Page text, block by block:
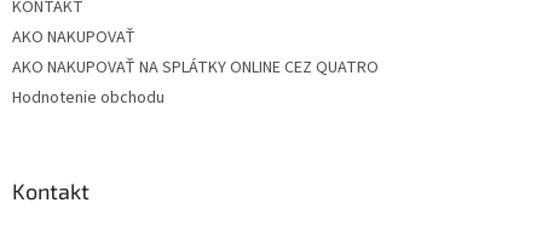
KONTAKT
AKO NAKUPOVAŤ
AKO NAKUPOVAŤ NA SPLÁTKY ONLINE CEZ QUATRO
Hodnotenie obchodu
Kontakt